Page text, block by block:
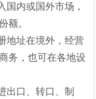
国内或国外市场，
额。
地址在境外，经营
务，也可在各地设
出口、转口、制